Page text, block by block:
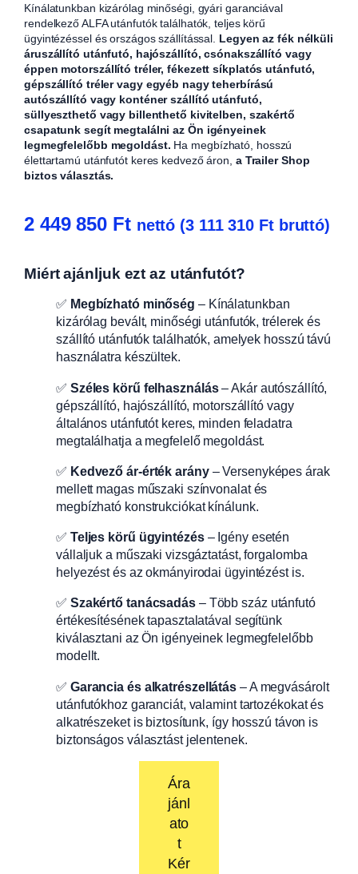
Kínálatunkban kizárólag minőségi, gyári garanciával
rendelkező ALFA utánfutók találhatók, teljes körű
ügyintézéssel és országos szállítással. Legyen az fék nélküli
áruszállító utánfutó, hajószállító, csónakszállító vagy
éppen motorszállító tréler, fékezett síkplatós utánfutó,
gépszállító tréler vagy egyéb nagy teherbírású
autószállító vagy konténer szállító utánfutó,
süllyeszthető vagy billenthető kivitelben, szakértő
csapatunk segít megtalálni az Ön igényeinek
legmegfelelőbb megoldást. Ha megbízható, hosszú
élettartamú utánfutót keres kedvező áron, a Trailer Shop
biztos választás.
2 449 850 Ft nettó (3 111 310 Ftbruttó)
Miért ajánljuk ezt az utánfutót?
✅ Megbízható minőség – Kínálatunkban
kizárólag bevált, minőségi utánfutók, trélerek és
szállító utánfutók találhatók, amelyek hosszú távú
használatra készültek.
✅ Széles körű felhasználás– Akár autószállító,
gépszállító, hajószállító, motorszállító vagy
általános utánfutót keres, minden feladatra
megtalálhatja a megfelelő megoldást.
✅ Kedvező ár-érték arány– Versenyképes árak
mellett magas műszaki színvonalat és
megbízható konstrukciókat kínálunk.
✅ Teljes körű ügyintézés– Igény esetén
vállaljuk a műszaki vizsgáztatást, forgalomba
helyezést és az okmányirodai ügyintézést is.
✅ Szakértő tanácsadás– Több száz utánfutó
értékesítésének tapasztalatával segítünk
kiválasztani az Ön igényeinek legmegfelelőbb
modellt.
✅ Garancia és alkatrészellátás – A megvásárolt
utánfutókhoz garanciát, valamint tartozékokat és
alkatrészeket is biztosítunk, így hosszú távon is
biztonságos választást jelentenek.
Ára
jánl
ato
t
Kér